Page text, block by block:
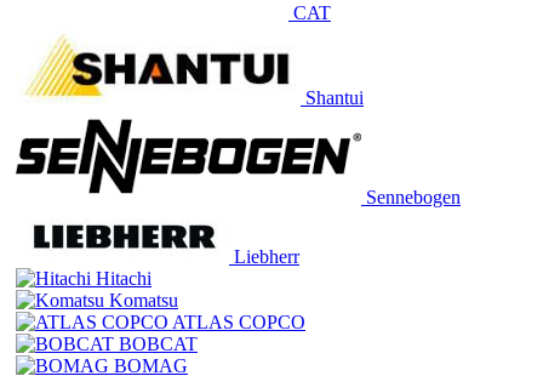
CAT
Shantui
Sennebogen
Liebherr
Hitachi
Komatsu
ATLAS COPCO
BOBCAT
BOMAG